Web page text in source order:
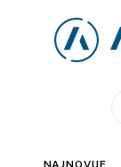
NAJNOVIJE